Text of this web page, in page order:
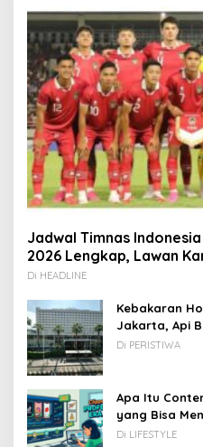
Jadwal Timnas
2026 Lengkap, Lawan
Di HEADLINE
Kebakaran
Jakarta, Api
Di PERISTIWA
Apa Itu
yang Bisa
Rupiah
Di LIFESTYLE